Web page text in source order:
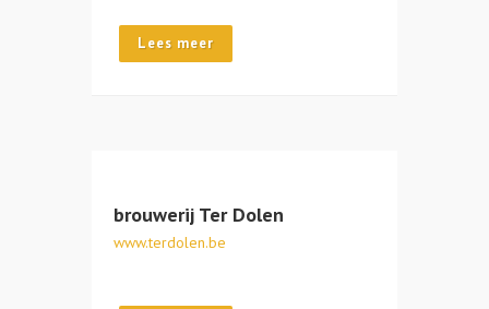
Lees meer
brouwerij Ter Dolen
www.terdolen.be